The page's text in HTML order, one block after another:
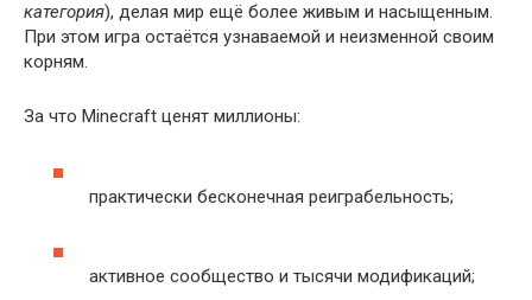
категория), делая мир ещё более живым и насыщенным.
При этом игра остаётся узнаваемой и неизменной своим
корням.
За что Minecraft ценят миллионы:
практически бесконечная реиграбельность;
активное сообщество и тысячи модификаций;